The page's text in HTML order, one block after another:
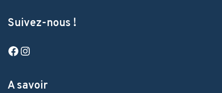
Suivez-nous !
Facebook
A savoir